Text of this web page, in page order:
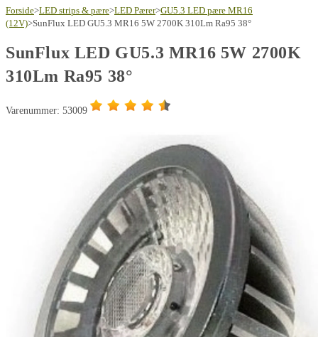
Forside>LED strips & pære>LED Pærer>GU5.3 LED pære MR16
(12V)>SunFlux LED GU5.3 MR16 5W 2700K 310Lm Ra95 38°
SunFlux LED GU5.3 MR16 5W 2700K
310Lm Ra95 38°
Varenummer: 53009